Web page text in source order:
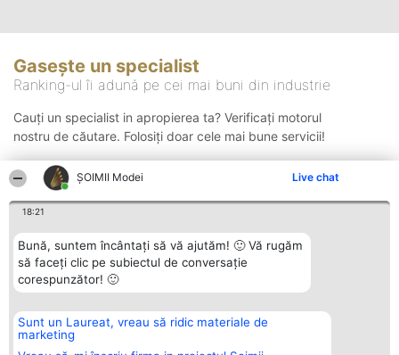
ȘOIMII Modei Live chat
18:21
Bună, suntem încântați să vă ajutăm! 🙂 Vă rugăm
să faceți clic pe subiectul de conversație
corespunzător! 🙂
Sunt un Laureat, vreau să ridic materiale de
marketing
Gasește un specialist
Ranking-ul îi adună pe cei mai buni din industrie
Cauți un specialist in apropierea ta? Verificați motorul
nostru de căutare. Folosiți doar cele mai bune servicii!
Organizator Ranking
BRIGHT SOLUTIONS BR SRL
Aleea Timisul De Sus 2 Bl. A30
Plebiscyt
Lista Tuturor
Contact